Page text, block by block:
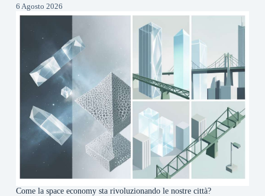
6 Agosto 2026
Come la space economy sta rivoluzionando le nostre città?